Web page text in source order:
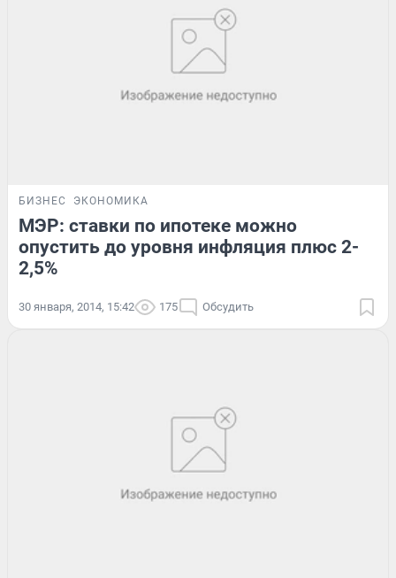
БИЗНЕС ЭКОНОМИКА
МЭР: ставки по ипотеке можно
опустить до уровня инфляция плюс 2-
2,5%
30 января, 2014, 15:42 175 Обсудить